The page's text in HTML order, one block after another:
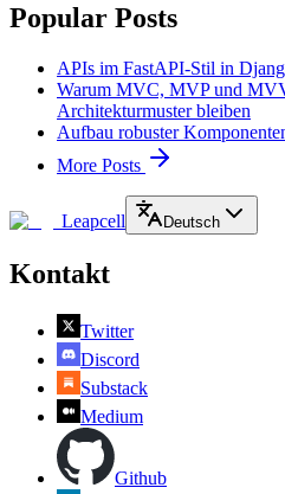
Popular Posts
APIs im FastAPI-Stil in
Warum MVC, MVP und
Architekturmuster bleiben
Aufbau robuster
More Posts
Leapcell Deutsch
Kontakt
Twitter
Discord
Substack
Medium
Github